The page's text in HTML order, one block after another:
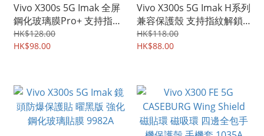
Vivo X300s 5G Imak 全屏
鋼化玻璃膜Pro+ 支持指紋
解鎖 強化玻璃貼 9984A
HK$128.00
HK$98.00
Vivo X300s 5G Imak H系列
兼容保護殼 支持指紋解鎖
屏幕防爆 強化玻璃保護貼
鋼化玻璃膜 9983A
HK$118.00
HK$88.00